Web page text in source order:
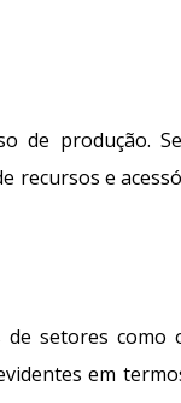
de produção.
recursos e
de setores como
em